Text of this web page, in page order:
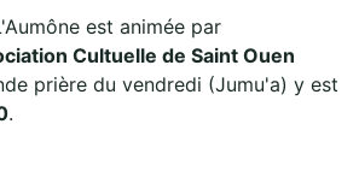
est animée par
Cultuelle de Saint Ouen
prière du vendredi (Jumu'a) y est
.